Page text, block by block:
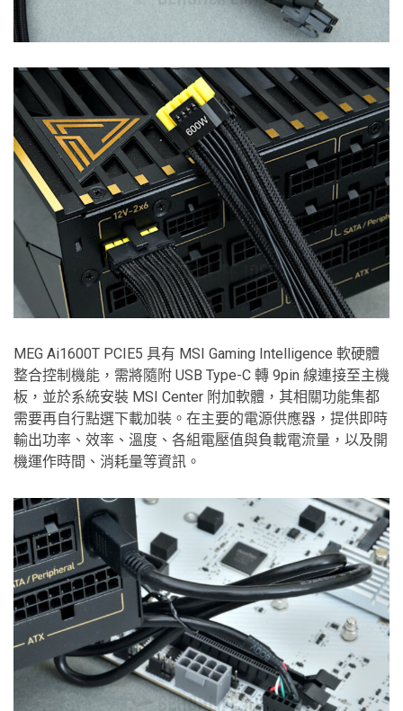
MEG Ai1600T PCIE5 具有 MSI Gaming Intelligence 軟硬體
整合控制機能，需將隨附 USB Type-C 轉 9pin 線連接至主機
板，並於系統安裝 MSI Center 附加軟體，其相關功能集都
需要再自行點選下載加裝。在主要的電源供應器，提供即時
輸出功率、效率、溫度、各組電壓值與負載電流量，以及開
機運作時間、消耗量等資訊。